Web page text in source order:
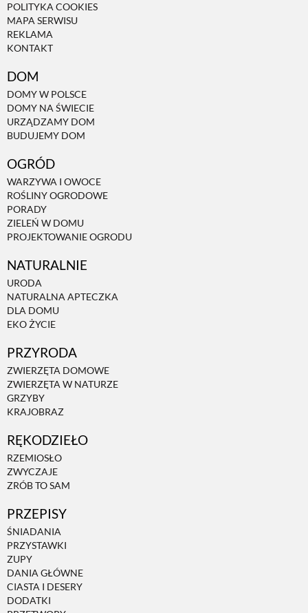
POLITYKA COOKIES
MAPA SERWISU
REKLAMA
KONTAKT
DOM
DOMY W POLSCE
DOMY NA ŚWIECIE
URZĄDZAMY DOM
BUDUJEMY DOM
OGRÓD
WARZYWA I OWOCE
ROŚLINY OGRODOWE
PORADY
ZIELEŃ W DOMU
PROJEKTOWANIE OGRODU
NATURALNIE
URODA
NATURALNA APTECZKA
DLA DOMU
EKO ŻYCIE
PRZYRODA
ZWIERZĘTA DOMOWE
ZWIERZĘTA W NATURZE
GRZYBY
KRAJOBRAZ
RĘKODZIEŁO
RZEMIOSŁO
ZWYCZAJE
ZRÓB TO SAM
PRZEPISY
ŚNIADANIA
PRZYSTAWKI
ZUPY
DANIA GŁÓWNE
CIASTA I DESERY
DODATKI
NATURALNA APTECZKA
ZWIERZĘTA DOMOWE